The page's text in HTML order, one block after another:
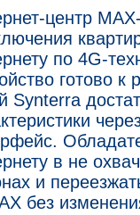
центр
по 4G-
готово к
Synterra
в не
и
без